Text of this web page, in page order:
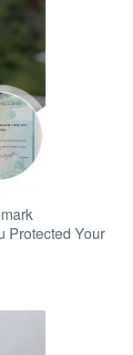
Protected Your